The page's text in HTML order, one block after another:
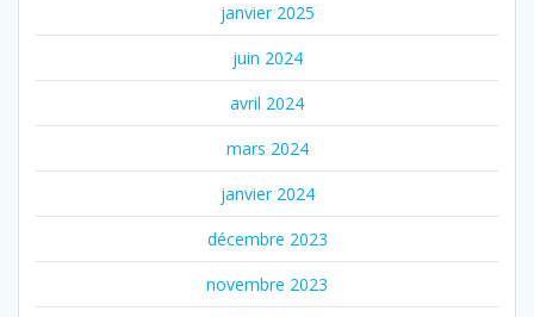
janvier 2025
juin 2024
avril 2024
mars 2024
janvier 2024
décembre 2023
novembre 2023